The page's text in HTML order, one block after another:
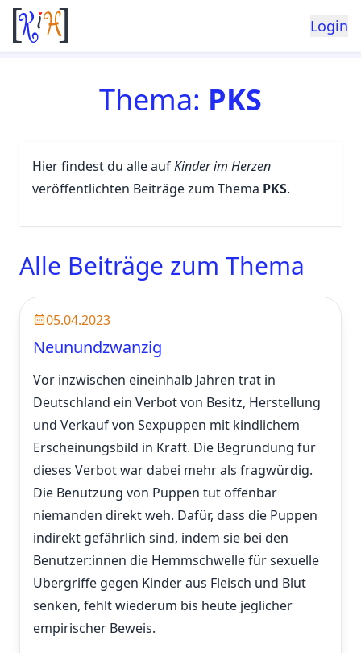
Login
Thema: PKS
Hier findest du alle aufKinder im Herzen
veröffentlichten Beiträge zum Thema PKS.
Alle Beiträge zum Thema
05.04.2023
Neunundzwanzig
Vor inzwischen eineinhalb Jahren trat in
Deutschland ein Verbot von Besitz, Herstellung
und Verkauf von Sexpuppen mit kindlichem
Erscheinungsbild in Kraft. Die Begründung für
dieses Verbot war dabei mehr als fragwürdig.
Die Benutzung von Puppen tut offenbar
niemanden direkt weh. Dafür, dass die Puppen
indirekt gefährlich sind, indem sie bei den
Benutzer:innen die Hemmschwelle für sexuelle
Übergriffe gegen Kinder aus Fleisch und Blut
senken, fehlt wiederum bis heute jeglicher
empirischer Beweis.